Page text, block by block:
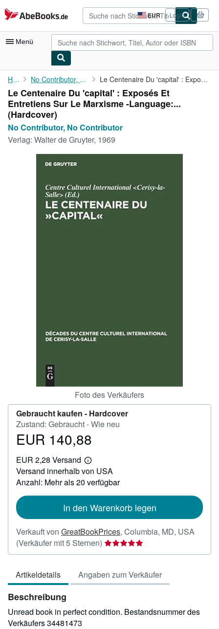
Zum Hauptinhalt
AbeBooks.de EUR
Seite
der
Einkaufseinstellungen.
Login
Menü
Nutzerkonto
Meine Bestellungen
Detailsuche
Sammlungen
Antiquarische Bücher
Kunst & Sammlerstücke
Verkäufer werden
Home No Contributor, No Contributor Le Centenaire Du 'capital' : Exposés Et Entretiens Sur Le ...
Le Centenaire Du 'capital' : Exposés Et
Entretiens Sur Le Marxisme -Language:...
(Hardcover)
No Contributor, No Contributor
Verlag: Walter de Gruyter, 1969
Foto des Verkäufers
Gebraucht kaufen - Hardcover
Zustand: Gebraucht - Wie neu
Preis
140,88
EUR 140,88
EUR 2,28 Versand
Weitere
Informationen
Versandkosten
Versand innerhalb von USA
Anzahl: Mehr als 20 verfügbar
In den Warenkorb legen
Verkauft von GreatBookPrices, Columbia, MD, USA
(Verkäufer mit 5 Sternen) Verkäuferbewertung
5
5
Sternen
Artikeldetails Angaben zum Verkäufer
Beschreibung
Unread book in perfect condition. Bestandsnummer des
Verkäufers 34481473